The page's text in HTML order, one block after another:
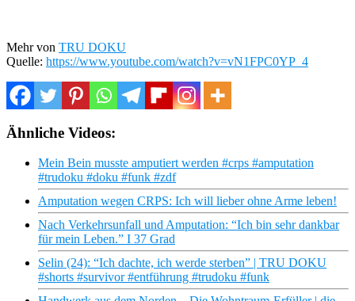
Mehr von TRU DOKU
Quelle: https://www.youtube.com/watch?v=vN1FPC0YP_4
Ähnliche Videos:
Mein Bein musste amputiert werden #crps #amputation
#trudoku #doku #funk #zdf
Amputation wegen CRPS: Ich will lieber ohne Arme leben!
Nach Verkehrsunfall und Amputation: “Ich bin sehr dankbar
für mein Leben.” I 37 Grad
Selin (24): “Ich dachte, ich werde sterben” | TRU DOKU
#shorts #survivor #entführung #trudoku #funk